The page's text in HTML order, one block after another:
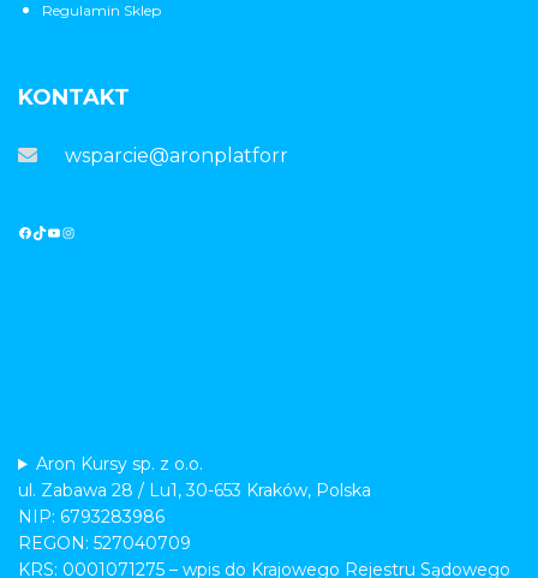
Regulamin Sklep
KONTAKT
wsparcie@aronplatforma.pl
Aron Kursy sp. z o.o.
ul. Zabawa 28 / Lu1, 30-653 Kraków, Polska
NIP: 6793283986
REGON: 527040709
KRS: 0001071275 – wpis do Krajowego Rejestru Sądowego